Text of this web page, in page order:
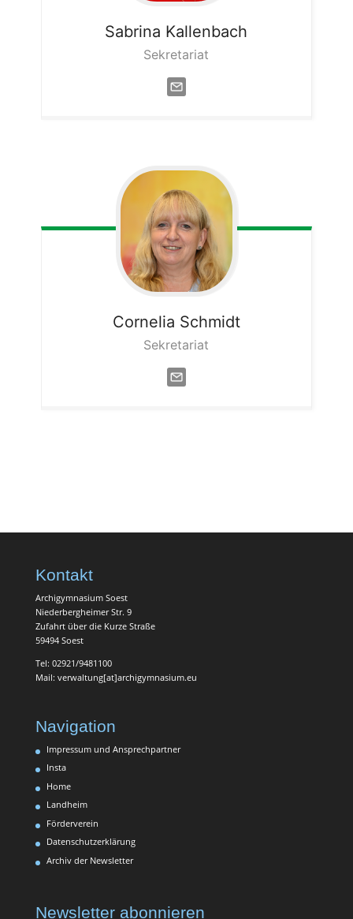
Sabrina Kallenbach
Sekretariat
Cornelia Schmidt
Sekretariat
Kontakt
Archigymnasium Soest
Niederbergheimer Str. 9
Zufahrt über die Kurze Straße
59494 Soest
Tel: 02921/9481100
Mail: verwaltung[at]archigymnasium.eu
Navigation
Impressum und Ansprechpartner
Insta
Home
Landheim
Förderverein
Datenschutzerklärung
Archiv der Newsletter
Newsletter abonnieren